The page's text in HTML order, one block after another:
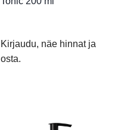
Kirjaudu, näe hinnat ja
osta.